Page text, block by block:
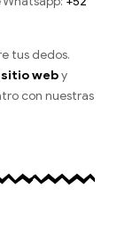
tus dedos.
weby
con nuestras